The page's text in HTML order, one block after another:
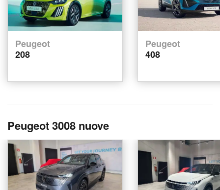
Peugeot
208
Peugeot
408
Peugeot 3008 nuove